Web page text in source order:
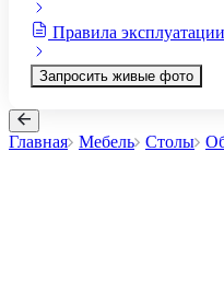
Правила эксплуатации
Запросить живые фото
Главная Мебель Столы